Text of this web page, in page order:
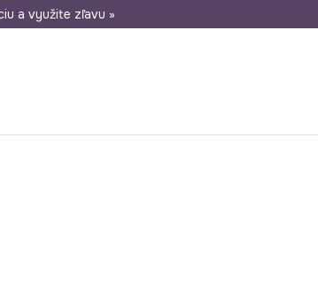
30 dní na vrátenie tovaru
a využite zľavu »